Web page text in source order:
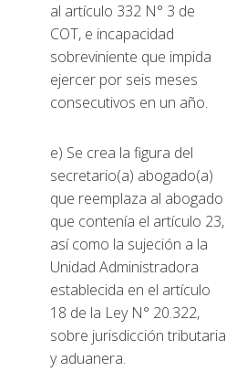
al artículo 332 N° 3 de
COT, e incapacidad
sobreviniente que impida
ejercer por seis meses
consecutivos en un año.
e) Se crea la figura del
secretario(a) abogado(a)
que reemplaza al abogado
que contenía el artículo 23,
así como la sujeción a la
Unidad Administradora
establecida en el artículo
18 de la Ley N° 20.322,
sobre jurisdicción tributaria
y aduanera.